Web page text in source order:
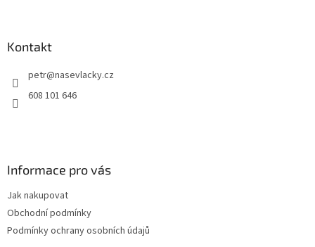
Kontakt
petr@nasevlacky.cz
608 101 646
Informace pro vás
Jak nakupovat
Obchodní podmínky
Podmínky ochrany osobních údajů